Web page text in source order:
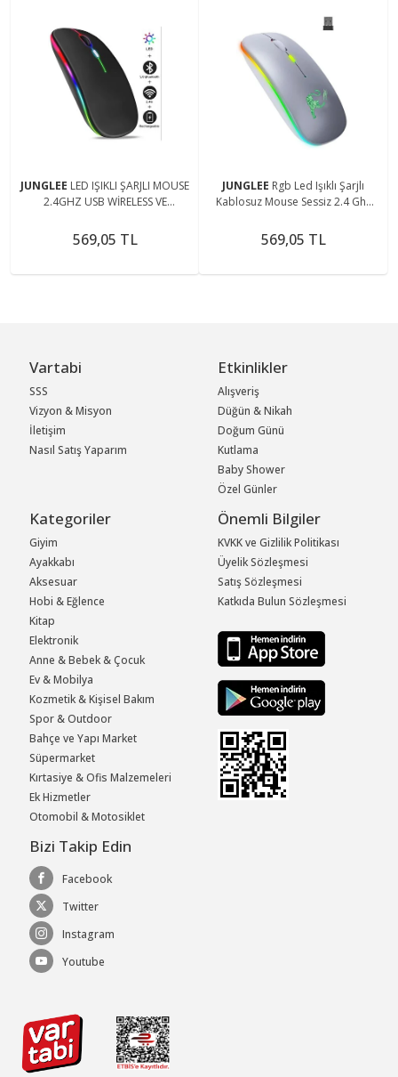
JUNGLEE LED IŞIKLI ŞARJLI MOUSE
2.4GHZ USB WİRELESS VE
ANDROİD TELEFON TABLET PC TV
569,05 TL
JUNGLEE Rgb Led Işıklı Şarjlı
Kablosuz Mouse Sessiz 2.4 Ghz
Ayarlanabilir Dpi
569,05 TL
Vartabi
SSS
Vizyon & Misyon
İletişim
Nasıl Satış Yaparım
Etkinlikler
Alışveriş
Düğün & Nikah
Doğum Günü
Kutlama
Baby Shower
Özel Günler
Kategoriler
Giyim
Ayakkabı
Aksesuar
Hobi & Eğlence
Kitap
Elektronik
Anne & Bebek & Çocuk
Ev & Mobilya
Kozmetik & Kişisel Bakım
Spor & Outdoor
Bahçe ve Yapı Market
Süpermarket
Kırtasiye & Ofis Malzemeleri
Ek Hizmetler
Otomobil & Motosiklet
Önemli Bilgiler
KVKK ve Gizlilik Politikası
Üyelik Sözleşmesi
Satış Sözleşmesi
Katkıda Bulun Sözleşmesi
Bizi Takip Edin
Facebook
Twitter
Instagram
Youtube